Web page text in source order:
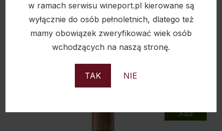
w ramach serwisu wineport.pl kierowane są
wyłącznie do osób pełnoletnich, dlatego też
mamy obowiązek zweryfikować wiek osób
wchodzących na naszą stronę.
TAK NIE
DOMINO DE PUNCTUM ROBLE TEMPRANILLO
PETIT VERDOT BIODYNAMIC 14% 0,75L
69,00zł
Sold